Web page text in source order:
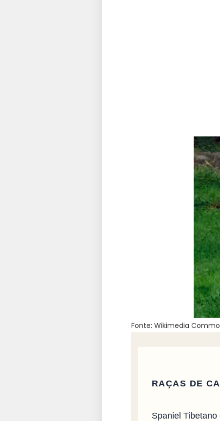
Fonte: Wikimedia
RAÇAS DE
Spaniel